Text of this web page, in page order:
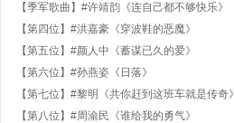
【季军歌曲】#许靖韵《连自己都不够快乐》
【第四位】#洪嘉豪《穿波鞋的恶魔》
【第五位】#颜人中《蓄谋已久的爱》
【第六位】#孙燕姿《日落》
【第七位】#黎明《共你赶到这班车就是传奇》
【第八位】#周渝民《谁给我的勇气》